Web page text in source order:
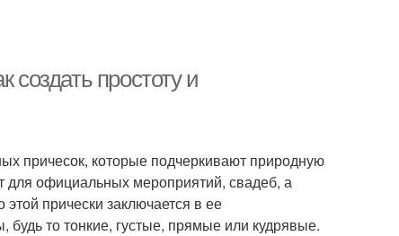
создать простоту и
причесок, которые подчеркивают природную
для официальных мероприятий, свадеб, а
прически заключается в ее
то тонкие, густые, прямые или кудрявые.